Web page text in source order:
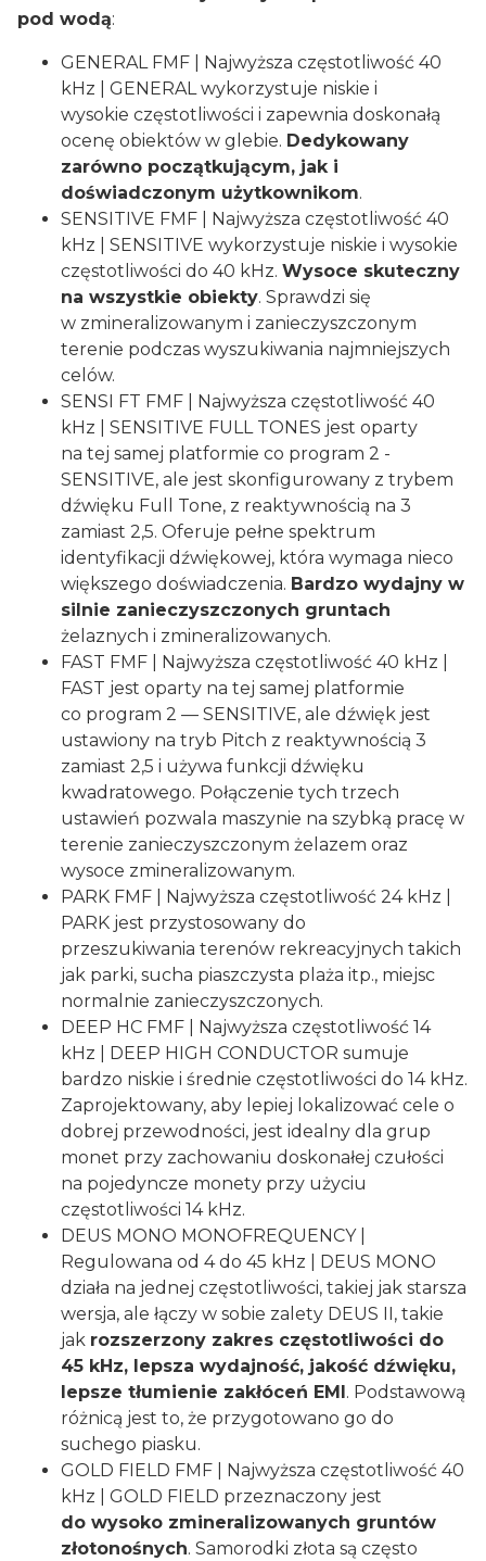
pod wodą:
GENERAL FMF | Najwyższa częstotliwość 40
kHz | GENERAL wykorzystuje niskie i
wysokie częstotliwości i zapewnia doskonałą
ocenę obiektów w glebie. Dedykowany
zarówno początkującym, jak i
doświadczonym użytkownikom.
SENSITIVE FMF | Najwyższa częstotliwość 40
kHz | SENSITIVE wykorzystuje niskie i wysokie
częstotliwości do 40 kHz. Wysoce skuteczny
na wszystkie obiekty. Sprawdzi się
w zmineralizowanym i zanieczyszczonym
terenie podczas wyszukiwania najmniejszych
celów.
SENSI FT FMF | Najwyższa częstotliwość 40
kHz | SENSITIVE FULL TONES jest oparty
na tej samej platformie co program 2 -
SENSITIVE, ale jest skonfigurowany z trybem
dźwięku Full Tone, z reaktywnością na 3
zamiast 2,5. Oferuje pełne spektrum
identyfikacji dźwiękowej, która wymaga nieco
większego doświadczenia. Bardzo wydajny w
silnie zanieczyszczonych gruntach
żelaznych i zmineralizowanych.
FAST FMF | Najwyższa częstotliwość 40 kHz |
FAST jest oparty na tej samej platformie
co program 2 — SENSITIVE, ale dźwięk jest
ustawiony na tryb Pitch z reaktywnością 3
zamiast 2,5 i używa funkcji dźwięku
kwadratowego. Połączenie tych trzech
ustawień pozwala maszynie na szybką pracę w
terenie zanieczyszczonym żelazem oraz
wysoce zmineralizowanym.
PARK FMF | Najwyższa częstotliwość 24 kHz |
PARK jest przystosowany do
przeszukiwania terenów rekreacyjnych takich
jak parki, sucha piaszczysta plaża itp., miejsc
normalnie zanieczyszczonych.
DEEP HC FMF | Najwyższa częstotliwość 14
kHz | DEEP HIGH CONDUCTOR sumuje
bardzo niskie i średnie częstotliwości do 14 kHz.
Zaprojektowany, aby lepiej lokalizować cele o
dobrej przewodności, jest idealny dla grup
monet przy zachowaniu doskonałej czułości
na pojedyncze monety przy użyciu
częstotliwości 14 kHz.
DEUS MONO MONOFREQUENCY |
Regulowana od 4 do 45 kHz | DEUS MONO
działa na jednej częstotliwości, takiej jak starsza
wersja, ale łączy w sobie zalety DEUS II, takie
jak rozszerzony zakres częstotliwości do
45 kHz, lepsza wydajność, jakość dźwięku,
lepsze tłumienie zakłóceń EMI. Podstawową
różnicą jest to, że przygotowano go do
suchego piasku.
GOLD FIELD FMF | Najwyższa częstotliwość 40
kHz | GOLD FIELD przeznaczony jest
do wysoko zmineralizowanych gruntów
złotonośnych. Samorodki złota są często